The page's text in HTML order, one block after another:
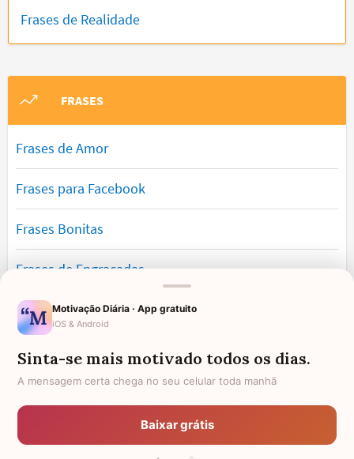
Frases de Realidade
FRASES
Frases de Amor
Frases para Facebook
Frases Bonitas
Frases de Engraçadas
Frases Românticas
Frases de Reflexão
Frases Lindas
Motivação Diária · App gratuito
iOS & Android
Sinta-se mais motivado todos os dias.
A mensagem certa chega no seu celular toda manhã
Baixar grátis